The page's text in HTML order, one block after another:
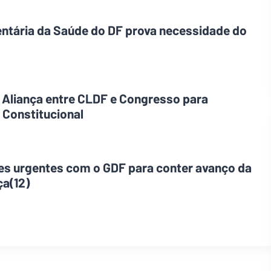
da Saúde do DF prova necessidade do
entre CLDF e Congresso para
Constitucional
urgentes com o GDF para conter avanço da